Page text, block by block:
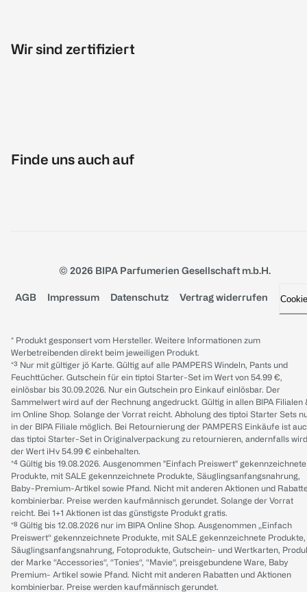
Wir sind zertifiziert
Finde uns auch auf
© 2026 BIPA Parfumerien Gesellschaft m.b.H.
AGB Impressum Datenschutz Vertrag widerrufen
* Produkt gesponsert vom Hersteller. Weitere Informationen zum
Werbetreibenden direkt beim jeweiligen Produkt.
*³ Nur mit gültiger jö Karte. Gültig auf alle PAMPERS Windeln, Pants und
Feuchttücher. Gutschein für ein tiptoi Starter-Set im Wert von 54.99 €,
einlösbar bis 30.09.2026. Nur ein Gutschein pro Einkauf einlösbar. Der
Sammelwert wird auf der Rechnung angedruckt. Gültig in allen BIPA Filialen
im Online Shop. Solange der Vorrat reicht. Abholung des tiptoi Starter Sets
in der BIPA Filiale möglich. Bei Retournierung der PAMPERS Einkäufe ist
das tiptoi Starter-Set in Originalverpackung zu retournieren, andernfalls wird
der Wert iHv 54.99 € einbehalten.
*⁴ Gültig bis 19.08.2026. Ausgenommen "Einfach Preiswert" gekennzeichnete
Produkte, mit SALE gekennzeichnete Produkte, Säuglingsanfangsnahrung,
Baby-Premium-Artikel sowie Pfand. Nicht mit anderen Aktionen und
kombinierbar. Preise werden kaufmännisch gerundet. Solange der Vorrat
reicht. Bei 1+1 Aktionen ist das günstigste Produkt gratis.
*⁸ Gültig bis 12.08.2026 nur im BIPA Online Shop. Ausgenommen „Einfach
Preiswert“ gekennzeichnete Produkte, mit SALE gekennzeichnete Produkte,
Säuglingsanfangsnahrung, Fotoprodukte, Gutschein- und Wertkarten,
der Marke “Accessories“, “Tonies“, “Mavie“, preisgebundene Ware, Baby
Premium- Artikel sowie Pfand. Nicht mit anderen Rabatten und Aktionen
kombinierbar. Preise werden kaufmännisch gerundet.